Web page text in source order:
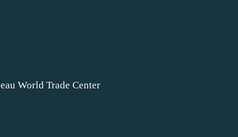
World Trade Center